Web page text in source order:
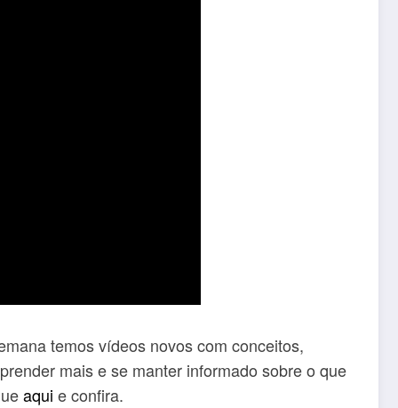
temos vídeos novos com conceitos,
mais e se manter informado sobre o que
aqui e confira.